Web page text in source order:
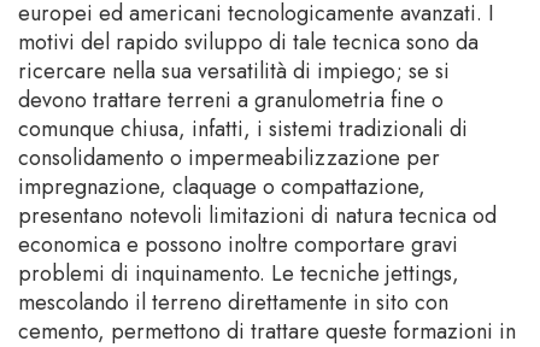
europei ed americani tecnologicamente avanzati. I
motivi del rapido sviluppo di tale tecnica sono da
ricercare nella sua versatilità di impiego; se si
devono trattare terreni a granulometria fine o
comunque chiusa, infatti, i sistemi tradizionali di
consolidamento o impermeabilizzazione per
impregnazione, claquage o compattazione,
presentano notevoli limitazioni di natura tecnica od
economica e possono inoltre comportare gravi
problemi di inquinamento. Le tecniche jettings,
mescolando il terreno direttamente in sito con
cemento, permettono di trattare queste formazioni in